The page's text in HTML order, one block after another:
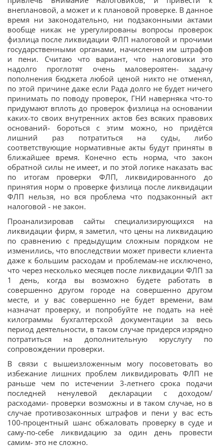
внеплановой, а может и к плановой проверке. В данное
время ни законодательно, ни подзаконными актами
вообще никак не урегулированы вопросы проверок
физлица после ликвидации ФЛП налоговой и прочими
государственными органами, начислення им штрафов
и пени. Считаю что вариант, что налоговики это
надолго проглотят очень маловероятен- задачу
пополнения бюджета любой ценой никто не отменял,
по этой причине даже если Рада долго не будет ничего
принимать по поводу проверок, ГНИ наверняка что-то
придумают вплоть до проверок физлица на основании
каких-то своих внутренних актов без всяких правових
оснований- бороться с этим можно, но придётся
лишний раз потратиться на суды, либо
соответствующие нормативные акты будут приняты в
ближайшее время. Конечно есть норма, что закон
обратной силы не имеет, и по этой логике наказать вас
по итогам проверки ФЛП, ликвидированного до
принятия норм о проверке физлица после ликвидации
ФЛП нельзя, но вся проблема что подзаконный акт
налоговой - не закон.
Проанализировав сайты специализирующихся на
ликвидации фирм, я заметил, что цены на ликвидацию
по сравнению с предыдущим сложным порядком не
изменились, что впоследствии может привести клиента
даже к большим расходам и проблемам-не исключено,
что через несколько месяцев после ликвидации ФЛП за
1 день, когда вы возможно будете работать в
совершенно другом городе на совершенно другом
месте, и у вас совершенно не будет времени, вам
назначат проверку, и попробуйте не подать на неё
килограммы бухгалтерской документации за весь
период деятельности, в таком случае придерся изрядно
потратиться на дополнительную юруслугу по
сопровождении проверки.
В связи с вышеизложенным могу посоветовать во
избежание лишних проблем ликвидировать ФЛП не
раньше чем по истечении 3-летнего срока подачи
последней ненулевой декларации с доходом/
расходами- проверки возможны и в таком случае, но в
случае противозаконных штрафов и пени у вас есть
100-процентный шанс обжаловать проверку в суде и
саму-по-себе ликвидацию за один день провести
самим- это не сложно.